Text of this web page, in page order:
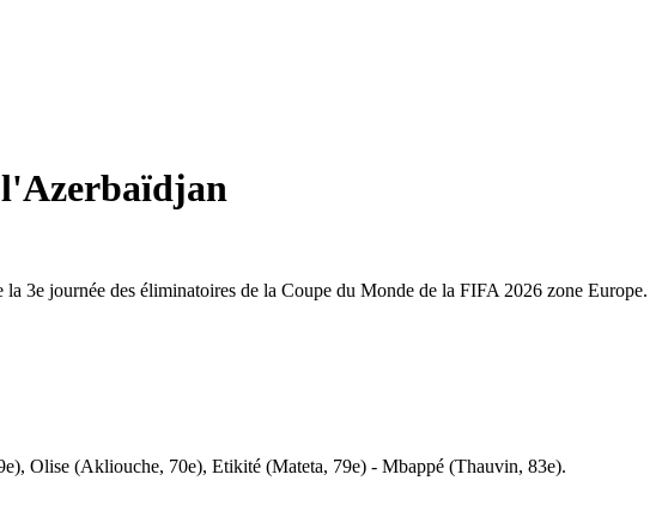
l'Azerbaïdjan
3e journée des éliminatoires de la Coupe du Monde de la FIFA 2026 zone Europe.
Olise (Akliouche, 70e), Etikité (Mateta, 79e) - Mbappé (Thauvin, 83e).